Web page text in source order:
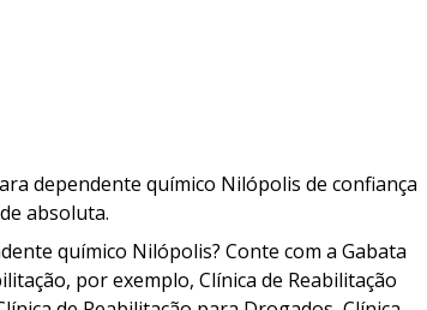
dependente químico Nilópolis de confiança
absoluta.
químico Nilópolis? Conte com a Gabata
por exemplo, Clínica de Reabilitação